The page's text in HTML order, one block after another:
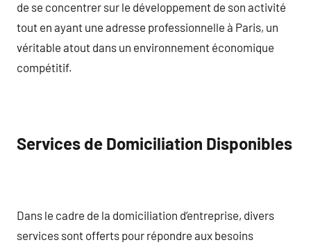
de se concentrer sur le développement de son activité
tout en ayant une adresse professionnelle à Paris, un
véritable atout dans un environnement économique
compétitif.
Services de Domiciliation Disponibles
Dans le cadre de la domiciliation d’entreprise, divers
services sont offerts pour répondre aux besoins